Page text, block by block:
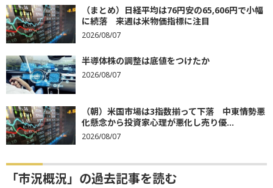
（まとめ）日経平均は76円安の65,606円で小幅
に続落 来週は米物価指標に注目
2026/08/07
半導体株の調整は底値をつけたか
2026/08/07
（朝）米国市場は3指数揃って下落 中東情勢悪
化懸念から投資家心理が悪化し売り優...
2026/08/07
「市況概況」の過去記事を読む